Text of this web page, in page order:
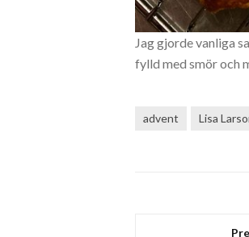
Jag gjorde vanliga
fylld med smör och
advent Lisa